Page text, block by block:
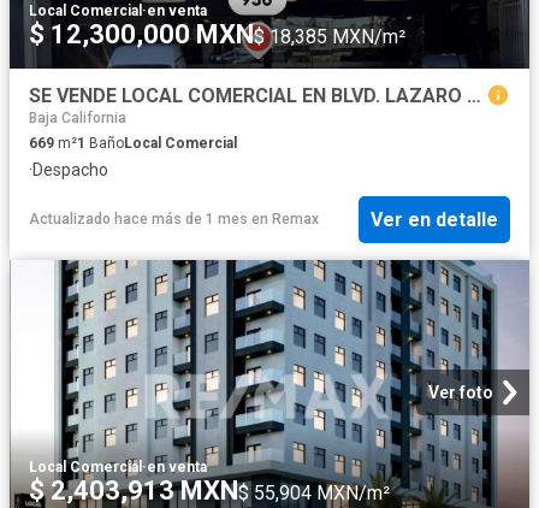
Local Comercial ·en venta
$ 12,300,000 MXN$ 18,385 MXN/m²
SE VENDE LOCAL COMERCIAL EN BLVD. LAZARO CARDENAS
Baja California
669 m²1 BañoLocal Comercial
·Despacho
Actualizado hace más de 1 mes en Remax Ver en detalle
Ver foto
Local Comercial ·en venta
$ 2,403,913 MXN$ 55,904 MXN/m²